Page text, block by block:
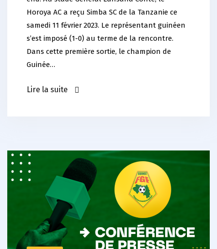
Horoya AC a reçu Simba SC de la Tanzanie ce
samedi 11 février 2023. Le représentant guinéen
s’est imposé (1-0) au terme de la rencontre.
Dans cette première sortie, le champion de
Guinée…
Lire la suite